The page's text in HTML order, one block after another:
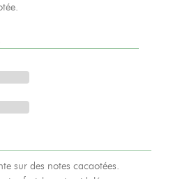
sur des notes cacaotées.